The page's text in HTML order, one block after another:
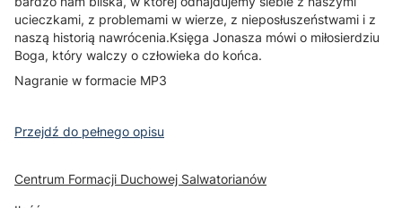
ucieczkami, z problemami w wierze, z nieposłuszeństwami i z
naszą historią nawrócenia.Księga Jonasza mówi o miłosierdziu
Boga, który walczy o człowieka do końca.
Nagranie w formacie MP3
Przejdź do pełnego opisu
Centrum Formacji Duchowej Salwatorianów